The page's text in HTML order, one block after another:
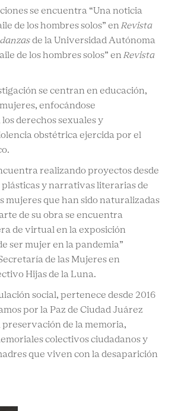
se encuentra “Una noticia
de los hombres solos” enRevista
de la Universidad Autónoma
de los hombres solos” en Revista
se centran en educación,
enfocándose
derechos sexuales y
obstétrica ejercida por el
realizando proyectos desde
y narrativas literarias de
mujeres que han sido naturalizadas
de su obra se encuentra
de virtual en la exposición
ser mujer en la pandemia”
de las Mujeres en
Hijas de la Luna.
social, pertenece desde 2016
por la Paz de Ciudad Juárez
preservación de la memoria,
colectivos ciudadanos y
que viven con la desaparición